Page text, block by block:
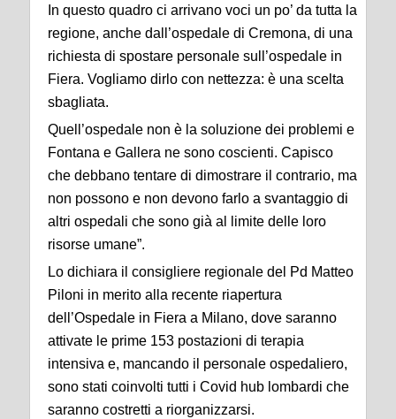
In questo quadro ci arrivano voci un po’ da tutta la
regione, anche dall’ospedale di Cremona, di una
richiesta di spostare personale sull’ospedale in
Fiera. Vogliamo dirlo con nettezza: è una scelta
sbagliata.
Quell’ospedale non è la soluzione dei problemi e
Fontana e Gallera ne sono coscienti. Capisco
che debbano tentare di dimostrare il contrario, ma
non possono e non devono farlo a svantaggio di
altri ospedali che sono già al limite delle loro
risorse umane”.
Lo dichiara il consigliere regionale del Pd Matteo
Piloni in merito alla recente riapertura
dell’Ospedale in Fiera a Milano, dove saranno
attivate le prime 153 postazioni di terapia
intensiva e, mancando il personale ospedaliero,
sono stati coinvolti tutti i Covid hub lombardi che
saranno costretti a riorganizzarsi.